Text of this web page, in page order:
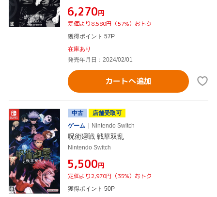
¥6,270円
定価より8,580円（57%）おトク
獲得ポイント 57P
在庫あり
発売年月日：2024/02/01
カートへ追加
中古
店舗受取可
ゲーム
Nintendo Switch
呪術廻戦 戦華双乱
Nintendo Switch
¥5,500円
定価より2,970円（35%）おトク
獲得ポイント 50P